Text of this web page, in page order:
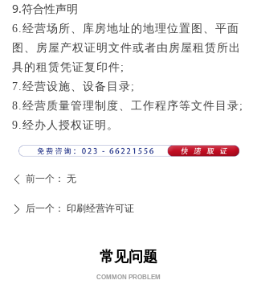
9.符合性声明
6.经营场所、库房地址的地理位置图、平面
图、房屋产权证明文件或者由房屋租赁所出
具的租赁凭证复印件;
7.经营设施、设备目录;
8.经营质量管理制度、工作程序等文件目录;
9.经办人授权证明。
常见问题
COMMON PROBLEM
ꄴ 前一个： 无
ꄲ 后一个： 印刷经营许可证